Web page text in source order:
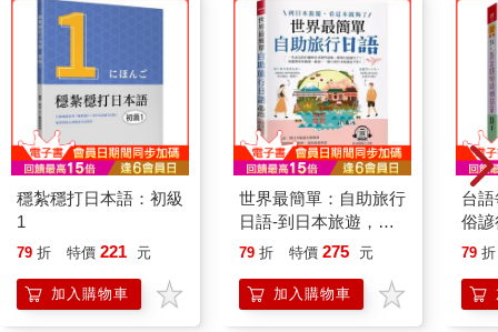
穩紮穩打日本語：初級
1
79 折 特價 221 元
加入購物車
世界最簡單：自助旅行
日語-到日本旅遊，看
這本就夠了 (附QR
79 折 特價 275 元
加入購物車
台
俗
79 折